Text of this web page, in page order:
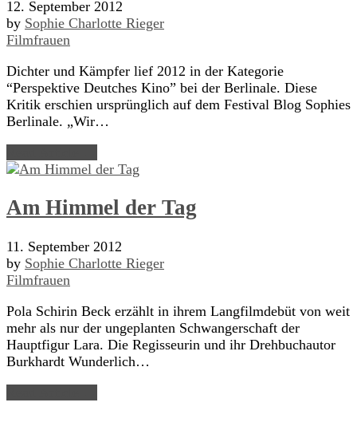
12. September 2012
by Sophie Charlotte Rieger
Filmfrauen
Dichter und Kämpfer lief 2012 in der Kategorie
“Perspektive Deutches Kino” bei der Berlinale. Diese
Kritik erschien ursprünglich auf dem Festival Blog Sophies
Berlinale. „Wir…
Am Himmel der Tag
11. September 2012
by Sophie Charlotte Rieger
Filmfrauen
Pola Schirin Beck erzählt in ihrem Langfilmdebüt von weit
mehr als nur der ungeplanten Schwangerschaft der
Hauptfigur Lara. Die Regisseurin und ihr Drehbuchautor
Burkhardt Wunderlich…